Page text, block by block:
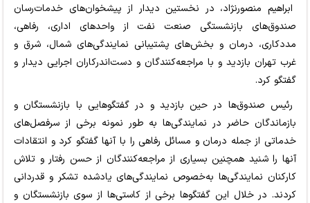
ابراهیم منصورنژاد، در نخستین دیدار از پیشخوان‌های خدمات‌رسان
صندوق‌های بازنشستگی صنعت نفت از واحدهای اداری، رفاهی،
مددکاری، درمان و بخش‌های پشتیبانی نمایندگی‌های شمال، شرق و
غرب تهران بازدید و با مراجعه‌کنندگان و دست‌اندرکاران اجرایی دیدار و
گفتگو کرد.
رئیس صندوق‌ها در حین بازدید و در گفتگوهایی با بازنشستگان و
بازماندگان حاضر در نمایندگی‌ها به طور نمونه برخی از سرفصل‌های
خدماتی از جمله درمان و مسائل رفاهی را با آنها گفتگو کرد و انتقادات
آنها را شنید همچنین بسیاری از مراجعه‌کنندگان از حسن رفتار و تلاش
کارکنان نمایندگی‌ها به‌خصوص نمایندگی‌های یادشده تشکر و قدردانی
کردند. در خلال این گفتگوها برخی از کاستی‌ها از سوی بازنشستگان و